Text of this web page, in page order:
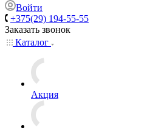
Войти
+375(29) 194-55-55
Заказать звонок
Каталог
Акция